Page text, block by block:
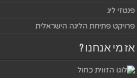
פנטזי ליג
פרויקט פתיחת הליגה הישראלית
אז מי אנחנו ?